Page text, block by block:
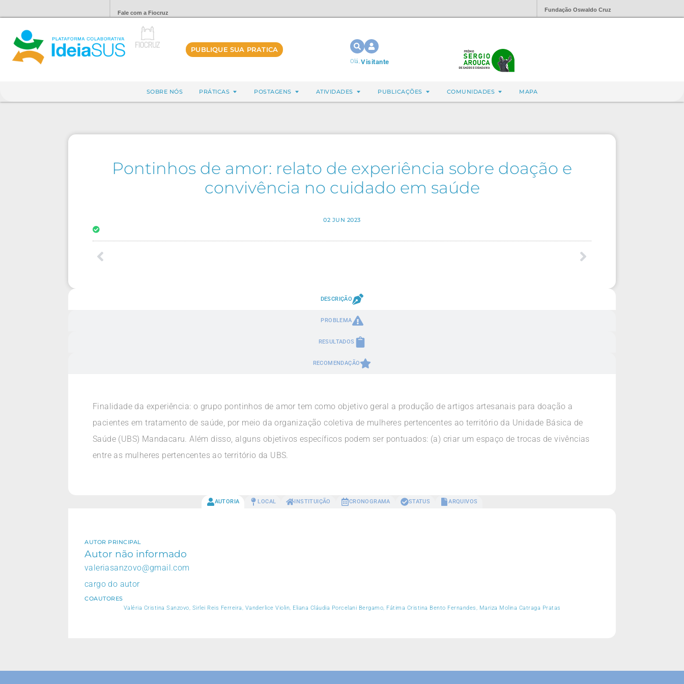
Fale com a Fiocruz Fundação Oswaldo Cruz
PUBLIQUE SUA PRATICA
Olá,Visitante
SOBRE NÓS PRÁTICAS POSTAGENS ATIVIDADES PUBLICAÇÕES COMUNIDADES MAPA
Pontinhos de amor: relato de experiência sobre doação e
convivência no cuidado em saúde
02 JUN 2023
DESCRIÇÃO
PROBLEMA
RESULTADOS
RECOMENDAÇÃO
Finalidade da experiência: o grupo pontinhos de amor tem como objetivo geral a produção de artigos artesanais para doação a
pacientes em tratamento de saúde, por meio da organização coletiva de mulheres pertencentes ao território da Unidade Básica de
Saúde (UBS) Mandacaru. Além disso, alguns objetivos específicos podem ser pontuados: (a) criar um espaço de trocas de vivências
entre as mulheres pertencentes ao território da UBS.
AUTORIA LOCAL INSTITUIÇÃO CRONOGRAMA STATUS ARQUIVOS
AUTOR PRINCIPAL
Autor não informado
valeriasanzovo@gmail.com
cargo do autor
COAUTORES
Valéria Cristina Sanzovo, Sirlei Reis Ferreira, Vanderlice Violin, Eliana Cláudia Porcelani Bergamo, Fátima Cristina Bento Fernandes, Mariza Molina Catraga Pratas